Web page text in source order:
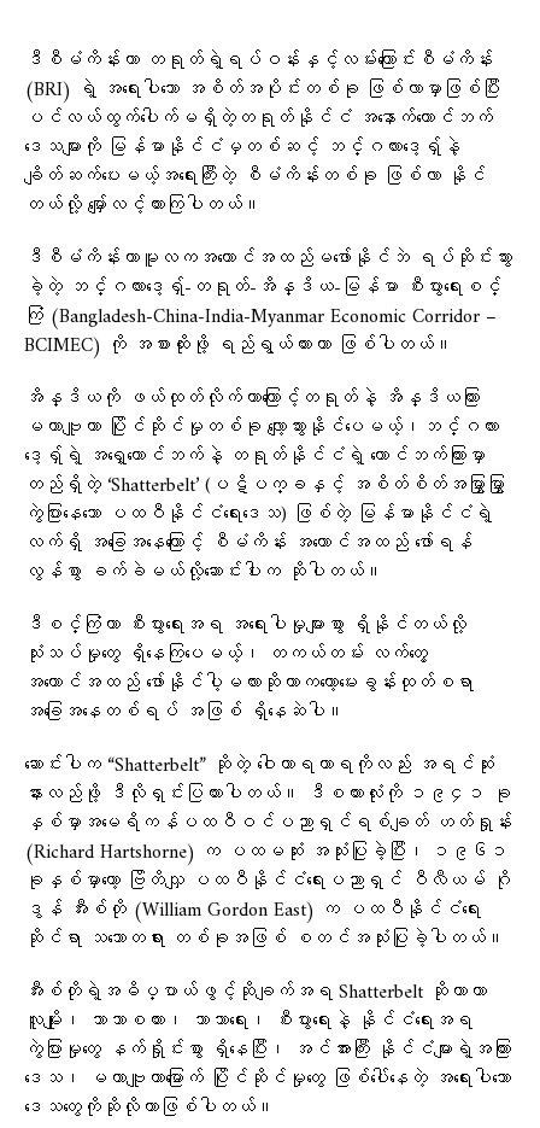
ဒီစီမံကိန်းဟာ တရုတ်ရဲ့ရပ်ဝန်းနှင့်လမ်းကြောင်းစီမံကိန်း
(BRI) ရဲ့ အရေးပါသော အစိတ်အပိုင်းတစ်ခု ဖြစ်လာမှာဖြစ်ပြီး
ပင်လယ်ထွက်ပေါက်မရှိတဲ့တရုတ်နိုင်ငံ အနောက်တောင်ဘက်
ဒေသများကို မြန်မာနိုင်ငံမှတစ်ဆင့် ဘင်္ဂလားဒေ့ရှ်နဲ့
ချိတ်ဆက်ပေးမယ့်အရေးကြီးတဲ့ စီမံကိန်းတစ်ခု ဖြစ်လာ နိုင်
တယ်လို့ မျှော်လင့်ထားကြပါတယ်။
ဒီစီမံကိန်းဟာမူလကအကောင်အထည်မဖော်နိုင်ဘဲ ရပ်ဆိုင်းသွား
ခဲ့တဲ့ ဘင်္ဂလားဒေ့ရှ်-တရုတ်-အိန္ဒိယ-မြန်မာ စီးပွားရေးစင်္
ကြံ (Bangladesh-China-India-Myanmar Economic Corridor –
BCIMEC) ကို အစားထိုးဖို့ ရည်ရွယ်ထားတာ ဖြစ်ပါတယ်။
အိန္ဒိယကို ဖယ်ထုတ်လိုက်တာကြောင့်တရုတ်နဲ့ အိန္ဒိယကြား
မဟာဗျူဟာ ပြိုင်ဆိုင်မှုတစ်ခု လျော့သွားနိုင်ပေမယ့်၊ဘင်္ဂလား
ဒေ့ရှ်ရဲ့ အရှေ့တောင်ဘက်နဲ့ တရုတ်နိုင်ငံရဲ့ တောင်ဘက်ကြားမှာ
တည်ရှိတဲ့ ‘Shatterbelt’ (ပဋိပက္ခနှင့် အစိတ်စိတ်အမြွှာမြွှာ
ကွဲပြားနေသော ပထဝီနိုင်ငံရေးဒေသ) ဖြစ်တဲ့ မြန်မာနိုင်ငံရဲ့
လက်ရှိ အခြေအနေကြောင့် စီမံကိန်း အကောင်အထည် ဖော်ရန်
လွန်စွာ ခက်ခဲမယ်လို့ဆောင်းပါးက ဆိုပါတယ်။
ဒီစင်္ကြံဟာ စီးပွားရေးအရ အရေးပါမှုများစွာ ရှိနိုင်တယ်လို့
သုံးသပ်မှုတွေ ရှိနေကြပေမယ့်၊ တကယ်တမ်း လက်တွေ့
အကောင်အထည် ဖော်နိုင်ပါ့မလားဆိုတာကတော့မေးခွန်းထုတ်စရာ
အခြေအနေတစ်ရပ် အဖြစ် ရှိနေဆဲပါ။
ဆောင်းပါက “Shatterbelt” ဆိုတဲ့ ဝေါဟာရဟာရကိုလည်း အရင်ဆုံး
နားလည်ဖို့ ဒီလိုရှင်းပြထားပါတယ်။ ဒီစကားလုံးကို ၁၉၄၁ ခု
နှစ်မှာအမေရိကန်ပထဝီဝင်ပညာရှင်ရစ်ချတ် ဟတ်ရှုန်း
(Richard Hartshorne) က ပထမဆုံး အသုံးပြုခဲ့ပြီး၊ ၁၉၆၁
ခုနှစ်မှာတော့ ဗြိတိသျှ ပထဝီနိုင်ငံရေးပညာရှင် ဝီလီယမ် ဂို
ဒွန် အီးစ်တို (William Gordon East) က ပထဝီနိုင်ငံရေး
ဆိုင်ရာ သဘောတရား တစ်ခုအဖြစ် စတင်အသုံးပြုခဲ့ပါတယ်။
အီးစ်တိုရဲ့အဓိပ္ပာယ်ဖွင့်ဆိုချက်အရ Shatterbelt ဆိုတာဟာ
လူမျိုး၊ ဘာသာစကား၊ ဘာသာရေး၊ စီးပွားရေးနဲ့ နိုင်ငံရေးအရ
ကွဲပြားမှုတွေ နက်ရှိုင်းစွာ ရှိနေပြီး၊ အင်အားကြီး နိုင်ငံများရဲ့အကြား
ဒေသ၊ မဟာဗျူဟာမြောက် ပြိုင်ဆိုင်မှုတွေ ဖြစ်ပေါ်နေတဲ့ အရေးပါသော
ဒေသတွေကိုဆိုလိုတာဖြစ်ပါတယ်။